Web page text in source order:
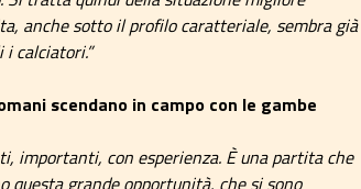
anche sotto il profilo caratteriale, sembra già
calciatori.”
scendano in campo con le gambe
importanti, con esperienza. È una partita che
questa grande opportunità, che si sono